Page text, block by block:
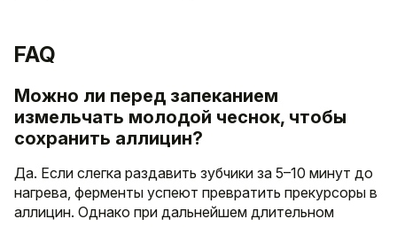
FAQ
Можно ли перед запеканием
измельчать молодой чеснок, чтобы
сохранить аллицин?
Да. Если слегка раздавить зубчики за 5–10 минут до
нагрева, ферменты успеют превратить прекурсоры в
аллицин. Однако при дальнейшем длительном